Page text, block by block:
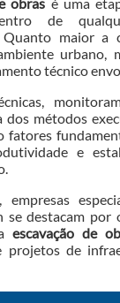
de
Quanto maior a
urbano,
técnico
dos métodos
fatores
e
empresas
se destacam por
escavação de
projetos de